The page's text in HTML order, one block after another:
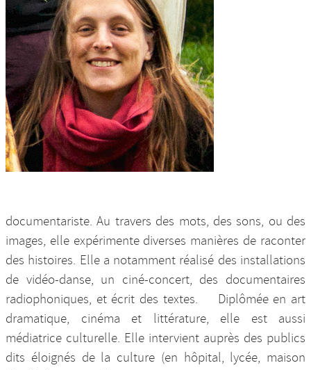
Nos productions et +
documentariste. Au travers des mots, des sons, ou des
images, elle expérimente diverses manières de raconter
des histoires. Elle a notamment réalisé des installations
de vidéo-danse, un ciné-concert, des documentaires
radiophoniques, et écrit des textes. Diplômée en art
dramatique, cinéma et littérature, elle est aussi
médiatrice culturelle. Elle intervient auprès des publics
dits éloignés de la culture (en hôpital, lycée, maison